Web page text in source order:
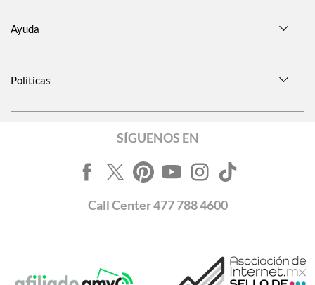
Ayuda
Políticas
SÍGUENOS EN
CallCenter477 788 4600